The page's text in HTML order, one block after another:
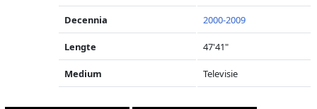
Decennia 2000-2009
Lengte 47'41"
Medium Televisie